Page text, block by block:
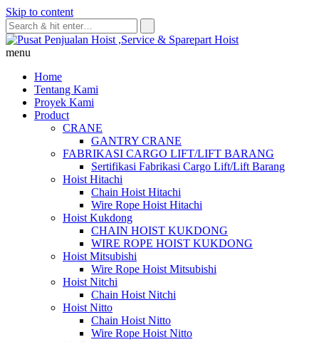
Skip to content
menu
Home
Tentang Kami
Proyek Kami
Product
CRANE
GANTRY CRANE
FABRIKASI CARGO LIFT/LIFT BARANG
Sertifikasi Fabrikasi Cargo Lift/Lift Barang
Hoist Hitachi
Chain Hoist Hitachi
Wire Rope Hoist Hitachi
Hoist Kukdong
CHAIN HOIST KUKDONG
WIRE ROPE HOIST KUKDONG
Hoist Mitsubishi
Wire Rope Hoist Mitsubishi
Hoist Nitchi
Chain Hoist Nitchi
Hoist Nitto
Chain Hoist Nitto
Wire Rope Hoist Nitto